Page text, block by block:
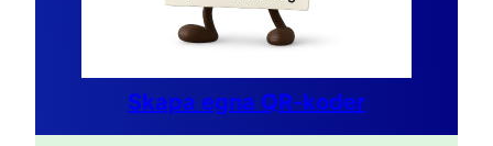
Skapa egna QR-koder